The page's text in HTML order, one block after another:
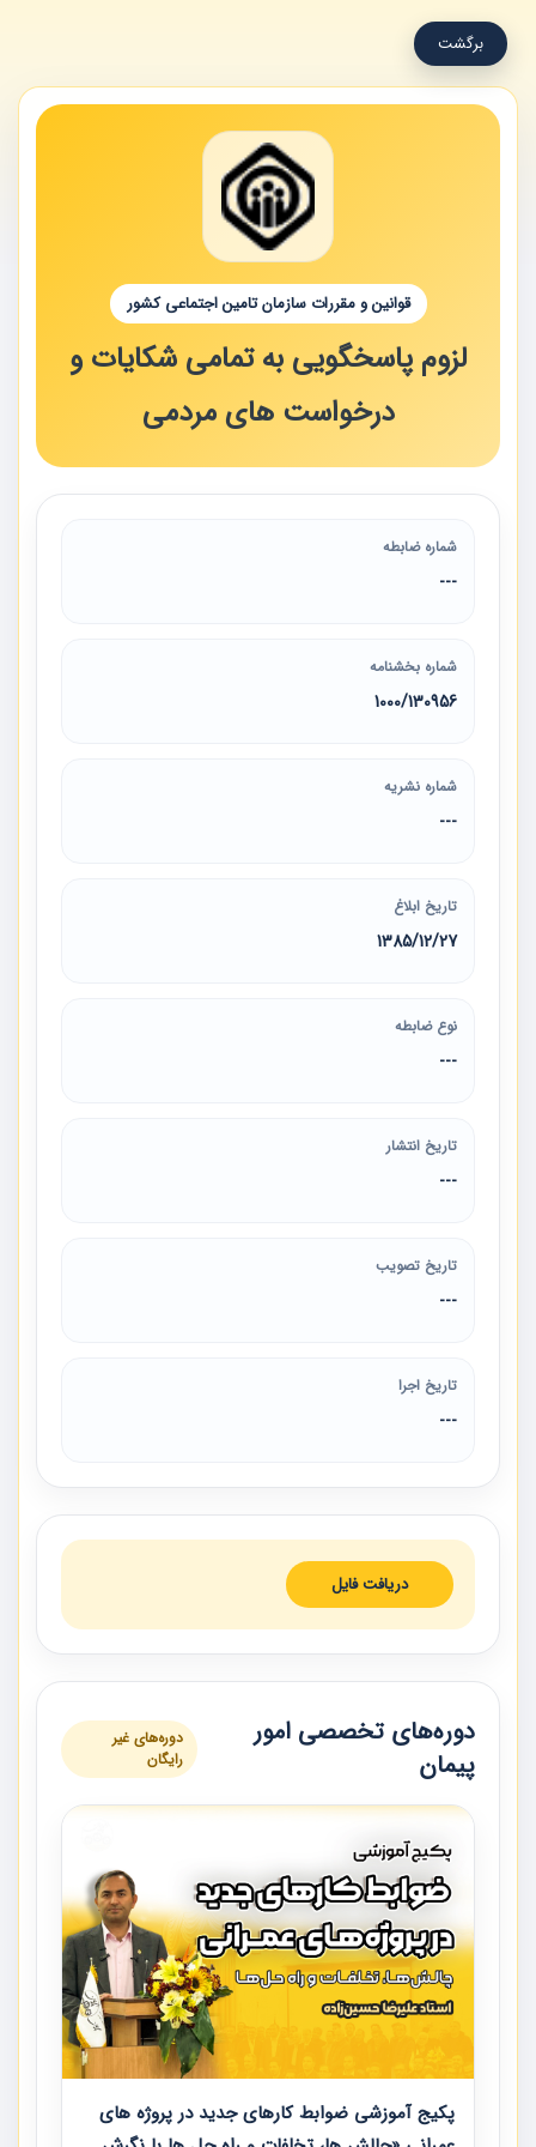
برگشت
قوانین و مقررات سازمان تامین اجتماعی کشور
لزوم پاسخگویی به تمامی شکایات و
درخواست های مردمی
شماره ضابطه
---
شماره بخشنامه
1000/130956
شماره نشریه
---
تاریخ ابلاغ
1385/12/27
نوع ضابطه
---
تاریخ انتشار
---
تاریخ تصویب
---
تاریخ اجرا
---
دریافت فایل
دوره‌های تخصصی امور
پیمان
دوره‌های غیر
رایگان
پکیج آموزشی ضوابط کارهای جدید در پروژه های